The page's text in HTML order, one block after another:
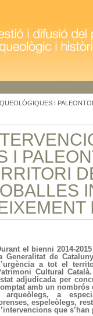
I
I
el bienni 2014-
Generalitat de
a tot el
Cultural
adjudicada per
amb un
a
espeleòlegs,
que s’han